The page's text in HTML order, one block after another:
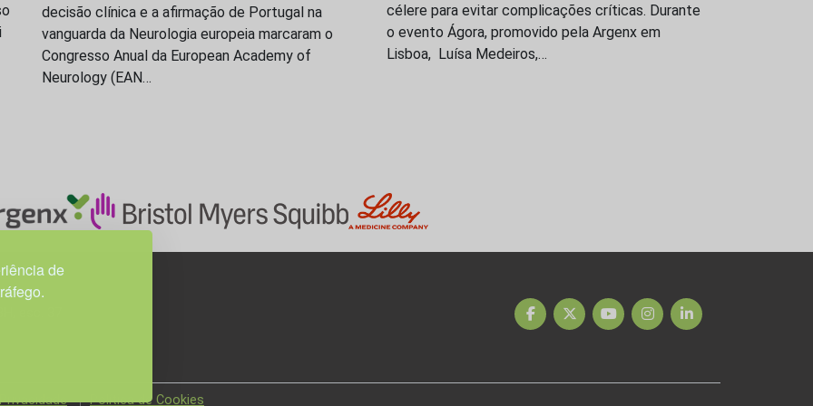
de
decisão clínica e a afirmação de Portugal na
vanguarda da Neurologia europeia marcaram o
Congresso Anual da European Academy of
Neurology (EAN…
célere para evitar complicações críticas. Durante
o evento Ágora, promovido pela Argenx em
Lisboa, Luísa Medeiros,…
Política de Cookies